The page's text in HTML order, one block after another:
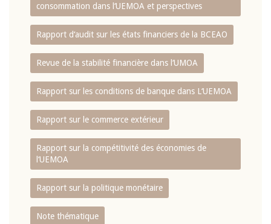
consommation dans l‘UEMOA et perspectives
Rapport d‘audit sur les états financiers de la BCEAO
Revue de la stabilité financière dans l‘UMOA
Rapport sur les conditions de banque dans L‘UEMOA
Rapport sur le commerce extérieur
Rapport sur la compétitivité des économies de
l‘UEMOA
Rapport sur la politique monétaire
Note thématique